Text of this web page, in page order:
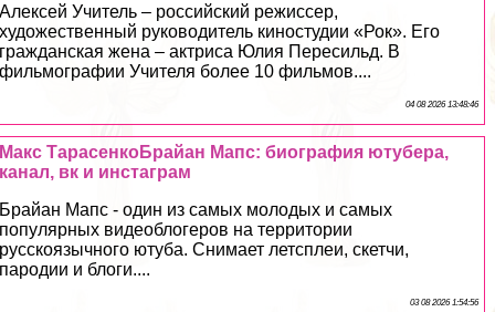
Алексей Учитель – российский режиссер,
художественный руководитель киностудии «Рок». Его
гражданская жена – актриса Юлия Пересильд. В
фильмографии Учителя более 10 фильмов....
04 08 2026 13:48:46
Макс ТарасенкоБрайан Мапс: биография ютубера,
канал, вк и инстаграм
Брайан Мапс - один из самых молодых и самых
популярных видеоблогеров на территории
русскоязычного ютуба. Снимает летсплеи, скетчи,
пародии и блоги....
03 08 2026 1:54:56